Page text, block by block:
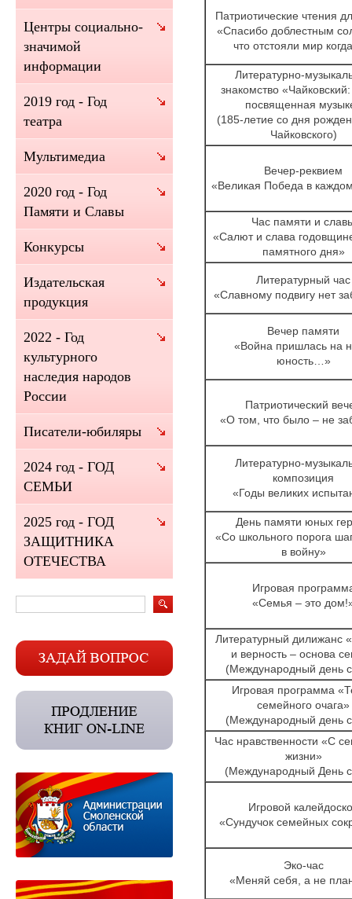
Патриотические чтения
«Спасибо доблестным
что отстояли мир
Литературно-
знакомство
посвященная
(185-летие со дня
Чайковского)
Вечер-реквием
«Великая Победа в
Час памяти и
«Салют и слава
памятного дня»
Литературный час
«Славному подвигу нет
Вечер памяти
«Война пришлась на
юность…»
Патриотический
«О том, что было – не
Литературно-
композиция
«Годы великих
День памяти юных
«Со школьного порога
в войну»
Игровая
«Семья – это
Литературный дилижанс
и верность – основа
(Международный день
Игровая программа
семейного очага»
(Международный день
Час нравственности «С
жизни»
(Международный День
Игровой
«Сундучок семейных
Эко-час
«Меняй себя, а не
Центры социально-
значимой
информации
2019 год - Год
театра
Мультимедиа
2020 год - Год
Памяти и Славы
Конкурсы
Издательская
продукция
2022 - Год
культурного
наследия народов
России
Писатели-юбиляры
2024 год - ГОД
СЕМЬИ
2025 год - ГОД
ЗАЩИТНИКА
ОТЕЧЕСТВА